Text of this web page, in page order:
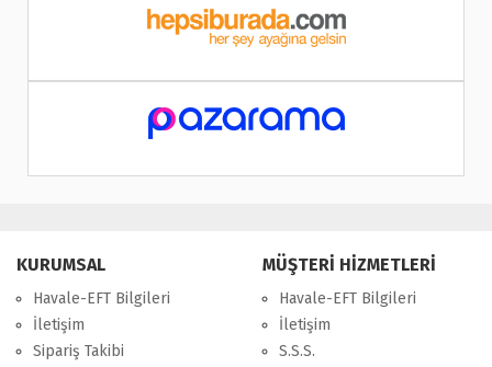
KURUMSAL
Havale-EFT Bilgileri
İletişim
Sipariş Takibi
MÜŞTERİ HİZMETLERİ
Havale-EFT Bilgileri
İletişim
S.S.S.